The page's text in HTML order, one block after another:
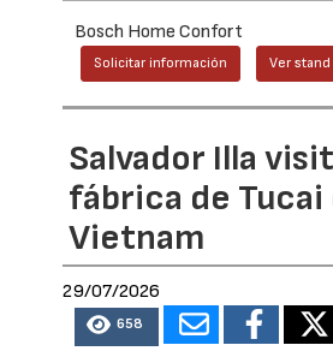
Bosch Home Confort
Solicitar información Ver
Salvador Illa
fábrica de Tucai
Vietnam
29/07/2026
658